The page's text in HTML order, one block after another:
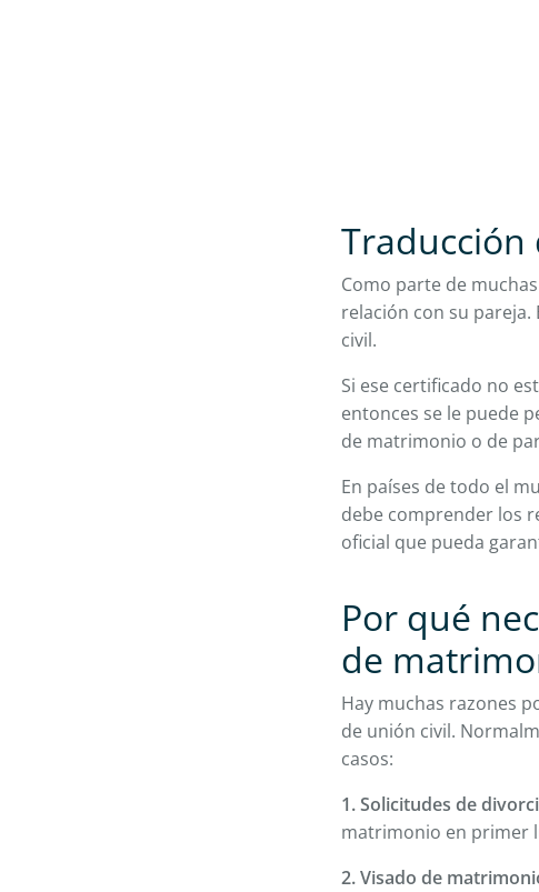
Como parte de
relación con su
civil.
Si ese certificado no
entonces se le puede
de matrimonio o de
En países de todo el
debe comprender los
oficial que pueda
Por qué
de
Hay muchas razones
de unión civil.
casos:
1. Solicitudes de
matrimonio en primer
2. Visado de